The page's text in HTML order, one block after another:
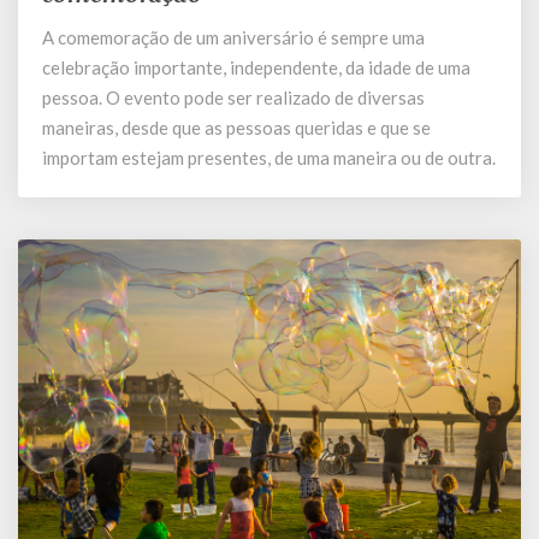
ideal
da
comemoração
A comemoração de um aniversário é sempre uma
celebração importante, independente, da idade de uma
pessoa. O evento pode ser realizado de diversas
maneiras, desde que as pessoas queridas e que se
importam estejam presentes, de uma maneira ou de outra.